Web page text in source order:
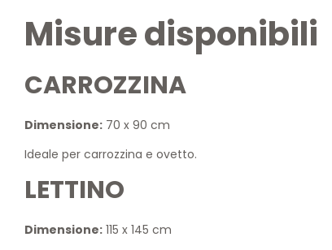
Misure disponibili
CARROZZINA
Dimensione: 70 x 90 cm
Ideale per carrozzina e ovetto.
LETTINO
Dimensione: 115 x 145 cm